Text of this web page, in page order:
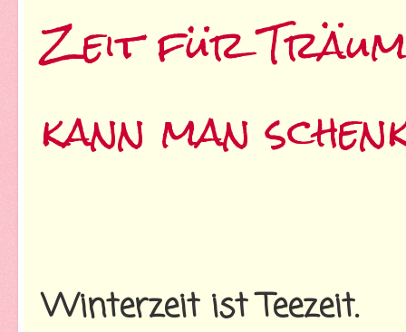
Zeit für
kann man
Winterzeit ist Teezeit.